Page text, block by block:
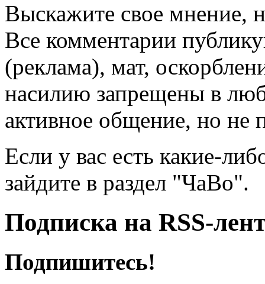
Выскажите свое мнение,
Все комментарии
(реклама), мат,
насилию запрещены в
активное общение, но не
Если у вас есть какие-
зайдите в раздел "ЧаВо".
Подписка на RSS-
Подпишитесь!